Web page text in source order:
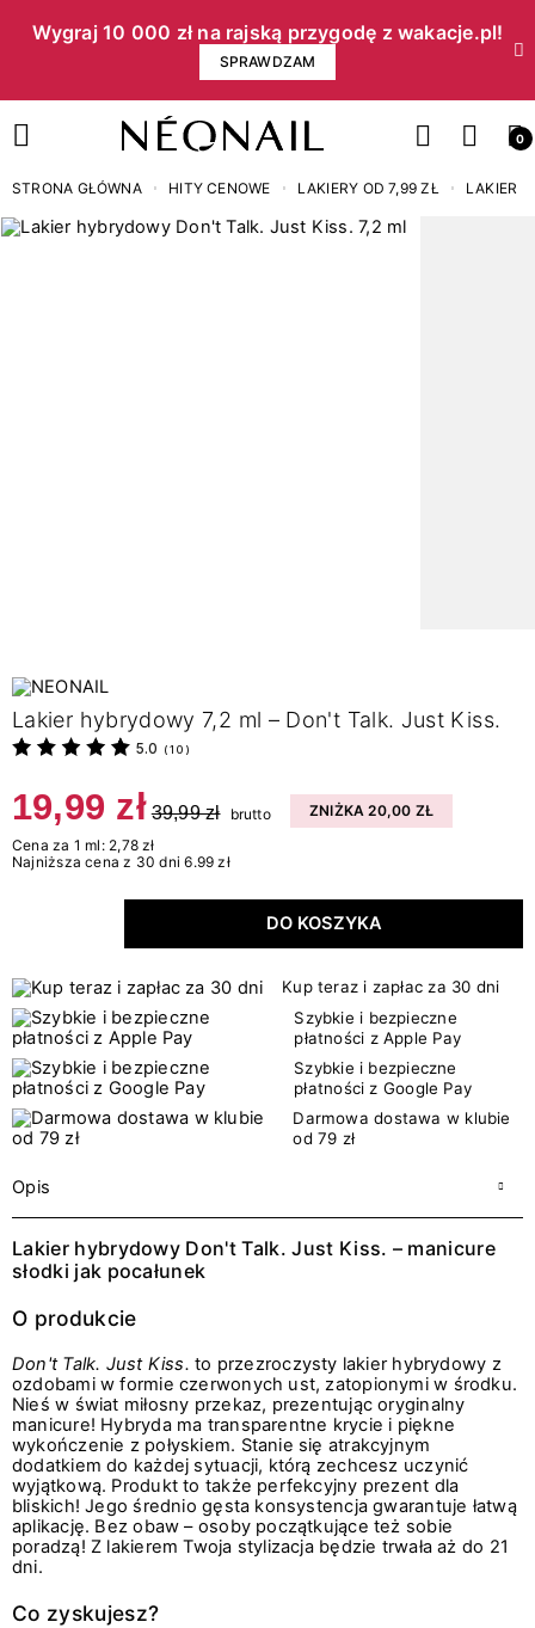
Wygraj 10 000 zł na rajską przygodę z wakacje.pl!​
SPRAWDZAM
0
STRONA GŁÓWNA HITY CENOWE LAKIERY OD 7,99 ZŁ LAKIER
Lakier hybrydowy 7,2 ml – Don't Talk. Just Kiss.
5.0 ( 10 )
19,99 zł 39,99 zł brutto
ZNIŻKA 20,00 ZŁ
Cena za 1 ml: 2,78 zł
Najniższa cena z 30 dni 6.99 zł
DO KOSZYKA
Kup teraz i zapłac za 30 dni
Szybkie i bezpieczne
płatności z Apple Pay
Szybkie i bezpieczne
płatności z Google Pay
Darmowa dostawa w klubie
od 79 zł
Opis
Lakier hybrydowy Don't Talk. Just Kiss. – manicure
słodki jak pocałunek
O produkcie
Don't Talk. Just Kiss. to przezroczysty lakier hybrydowy z
ozdobami w formie czerwonych ust, zatopionymi w środku.
Nieś w świat miłosny przekaz, prezentując oryginalny
manicure! Hybryda ma transparentne krycie i piękne
wykończenie z połyskiem. Stanie się atrakcyjnym
dodatkiem do każdej sytuacji, którą zechcesz uczynić
wyjątkową. Produkt to także perfekcyjny prezent dla
bliskich! Jego średnio gęsta konsystencja gwarantuje łatwą
aplikację. Bez obaw – osoby początkujące też sobie
poradzą! Z lakierem Twoja stylizacja będzie trwała aż do 21
dni.
Co zyskujesz?